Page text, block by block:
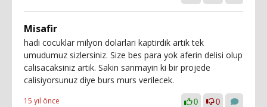
Misafir
hadi cocuklar milyon dolarlari kaptirdik artik tek
umudumuz sizlersiniz. Size bes para yok aferin delisi olup
calisacaksiniz artik. Sakin sanmayin ki bir projede
calisiyorsunuz diye burs murs verilecek.
15 yıl önce 0 0